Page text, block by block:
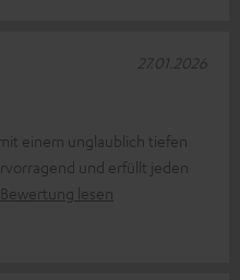
einem unglaublich tiefen
und erfüllt jeden
lesen
27.01.2026